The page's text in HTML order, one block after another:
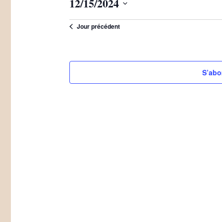
15/12/2024
12/15/2024
Sélectionnez
uneJour précédent